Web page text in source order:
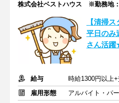
株式会社ベストハウス ※勤務地
【清掃
平日のみ
さん活
給与
時給1300円以上
雇用形態
アルバイト・パ